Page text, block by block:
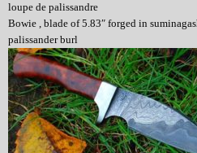
loupe de palissandre
Bowie , blade of 5.83″ forged in
palissander burl